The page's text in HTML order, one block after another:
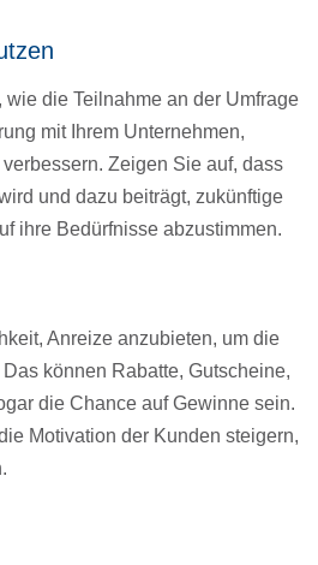
wie die Teilnahme an der Umfrage
mit Ihrem Unternehmen,
Zeigen Sie auf, dass
und dazu beiträgt, zukünftige
ihre Bedürfnisse abzustimmen.
Anreize anzubieten, um die
können Rabatte, Gutscheine,
die Chance auf Gewinne sein.
Motivation der Kunden steigern,